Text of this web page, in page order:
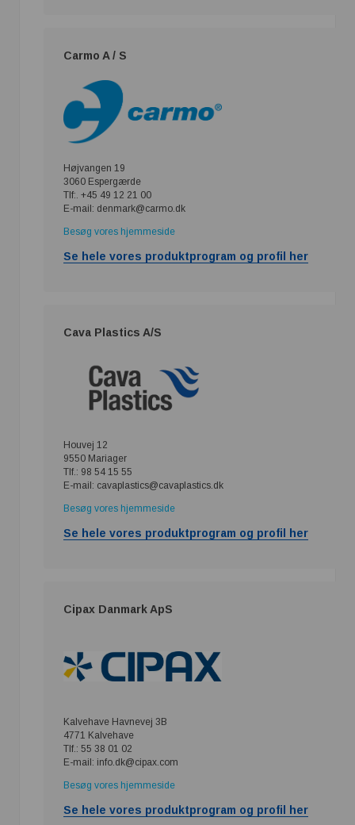
Carmo A / S
Højvangen 19
3060 Espergærde
Tlf:. +45 49 12 21 00
E-mail: denmark@carmo.dk
Besøg vores hjemmeside
Se hele vores produktprogram og profil her
Cava Plastics A/S
Houvej 12
9550 Mariager
Tlf.: 98 54 15 55
E-mail: cavaplastics@cavaplastics.dk
Besøg vores hjemmeside
Se hele vores produktprogram og profil her
Cipax Danmark ApS
Kalvehave Havnevej 3B
4771 Kalvehave
Tlf.: 55 38 01 02
E-mail: info.dk@cipax.com
Besøg vores hjemmeside
Se hele vores produktprogram og profil her